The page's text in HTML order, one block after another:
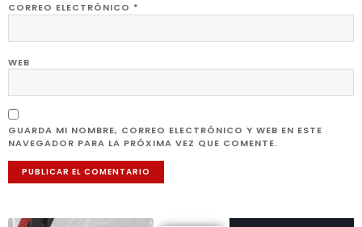
CORREO ELECTRÓNICO *
WEB
GUARDA MI NOMBRE, CORREO ELECTRÓNICO Y WEB EN ESTE
NAVEGADOR PARA LA PRÓXIMA VEZ QUE COMENTE.